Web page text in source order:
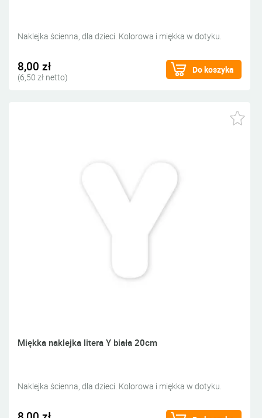
Naklejka ścienna, dla dzieci. Kolorowa i miękka w dotyku.
8,00 zł
(6,50 zł netto)
Do koszyka
Miękka naklejka litera Y biała 20cm
Naklejka ścienna, dla dzieci. Kolorowa i miękka w dotyku.